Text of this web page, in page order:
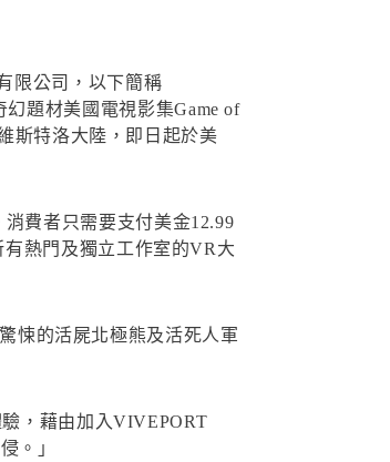
限公司，以下簡稱
題材美國電視影集Game of
斯特洛大陸，即日起於美
費者只需要支付美金12.99
熱門及獨立工作室的VR大
悚的活屍北極熊及活死人軍
，藉由加入VIVEPORT
。」